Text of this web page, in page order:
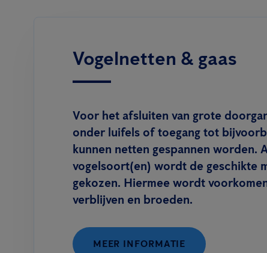
Vogelnetten & gaas
Voor het afsluiten van grote
onder luifels of toegang tot
kunnen netten gespannen worden.
vogelsoort(en) wordt de geschikte
gekozen. Hiermee wordt
verblijven en broeden.
MEER INFORMATIE